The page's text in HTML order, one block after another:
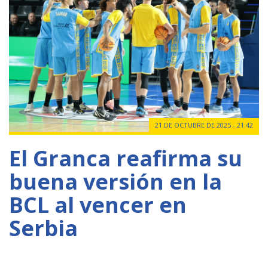
21 DE OCTUBRE DE 2025 - 21:42
El Granca reafirma su
buena versión en la
BCL al vencer en
Serbia